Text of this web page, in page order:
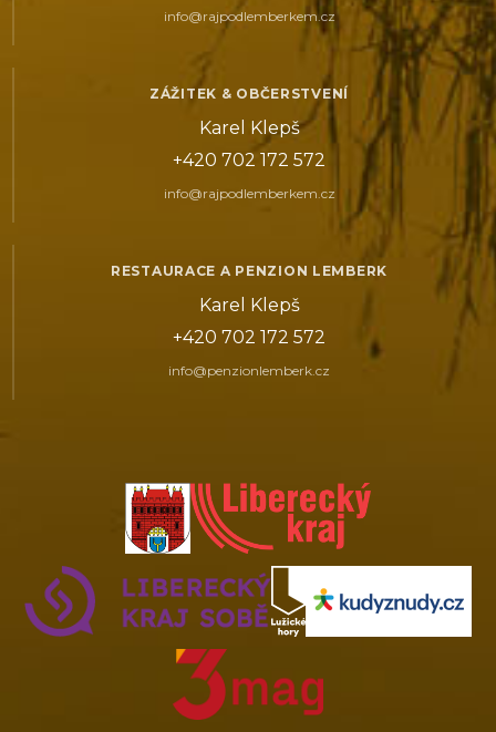
info@rajpodlemberkem.cz
ZÁŽITEK & OBČERSTVENÍ
Karel Klepš
+420 702 172 572
info@rajpodlemberkem.cz
RESTAURACE A PENZION LEMBERK
Karel Klepš
+420 702 172 572
info@penzionlemberk.cz